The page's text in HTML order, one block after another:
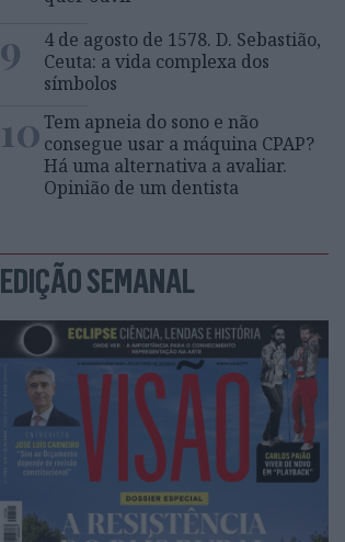
9
4 de agosto de 1578. D. Sebastião,
Ceuta: a vida complexa dos
símbolos
10Tem apneia do sono e não
consegue usar a máquina CPAP?
Há uma alternativa a avaliar.
Opinião de um dentista
EDIÇÃO SEMANAL